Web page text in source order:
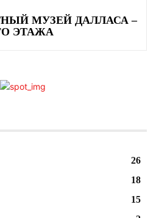
МУЗЕЙ ДАЛЛАСА –
ЭТАЖА
26
18
15